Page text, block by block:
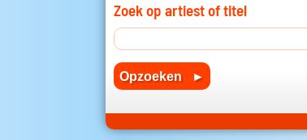
Zoek op artiest of titel